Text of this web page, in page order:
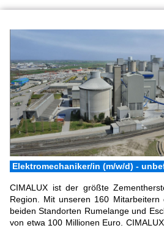
Elektromechaniker/in (m/w/d) -
CIMALUX ist der größte
Region. Mit unseren 160
beiden Standorten Rumelange und
von etwa 100 Millionen Euro.